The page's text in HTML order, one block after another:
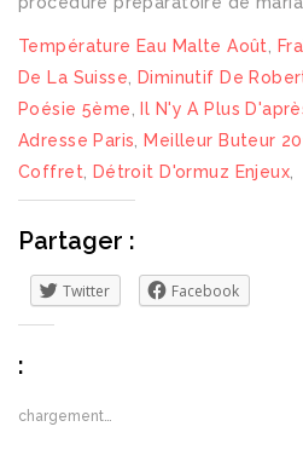
Température Eau Malte Août
De La Suisse
Diminutif De
Poésie 5ème
Il N'y A Plus
Adresse Paris
Meilleur Buteur
Coffret, Détroit D'ormuz Enjeux
Partager :
Twitter Facebook
:
chargement…